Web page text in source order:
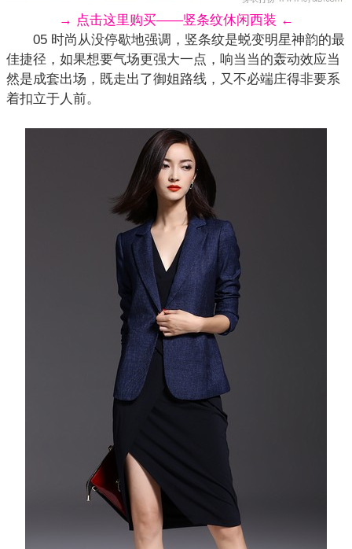
→ 点击这里购买——竖条纹休闲西装 ←
05 时尚从没停歇地强调，竖条纹是蜕变明星神韵的最
佳捷径，如果想要气场更强大一点，响当当的轰动效应当
然是成套出场，既走出了御姐路线，又不必端庄得非要系
着扣立于人前。